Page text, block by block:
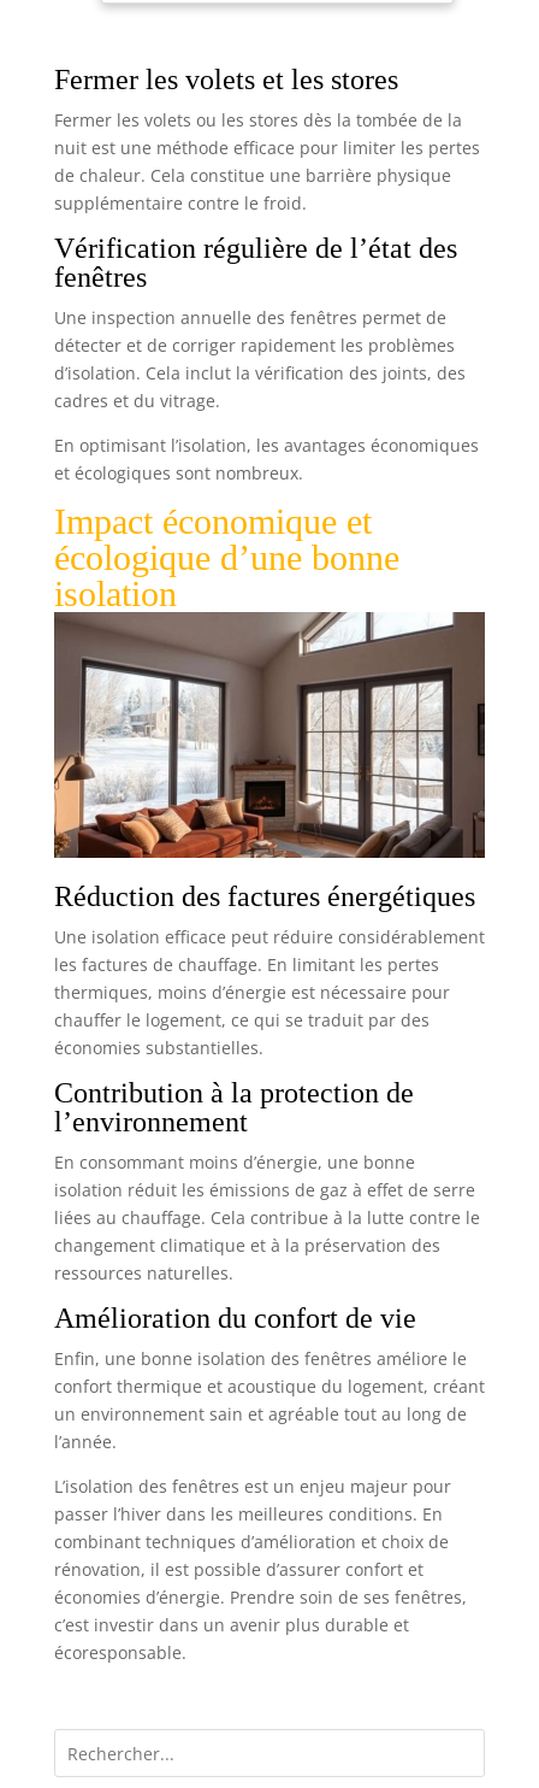
insectes et le vent froid d'entrer, et peut
confortable 【Large gamme d'applications】Bande
d'étanchéité peut être appliqué sur tous les types
d'entrée, votre porte arrière et votre porte de
chambre. Il convient aux portes d'une épaisseur
de porte de 3,5 à 4,5 cm et d'un espace de porte
de 0,5 à 2 cm 【Spécifications du produit】 La
longueur bande d'étanchéité est de 96 cm, et la
combinaison comprend 6 morceaux de coton
cuir
Fermer les volets et les stores
Fermer les volets ou les stores dès la tombée de la
nuit est une méthode efficace pour limiter les pertes
de chaleur. Cela constitue une barrière physique
supplémentaire contre le froid.
Vérification régulière de l’état des
fenêtres
Une inspection annuelle des fenêtres permet de
détecter et de corriger rapidement les problèmes
d’isolation. Cela inclut la vérification des joints, des
cadres et du vitrage.
En optimisant l’isolation, les avantages économiques
et écologiques sont nombreux.
Impact économique et
écologique d’une bonne
isolation
Réduction des factures énergétiques
Une isolation efficace peut réduire considérablement
les factures de chauffage. En limitant les pertes
thermiques, moins d’énergie est nécessaire pour
chauffer le logement, ce qui se traduit par des
économies substantielles.
Contribution à la protection de
l’environnement
En consommant moins d’énergie, une bonne
isolation réduit les émissions de gaz à effet de serre
liées au chauffage. Cela contribue à la lutte contre le
changement climatique et à la préservation des
ressources naturelles.
Amélioration du confort de vie
Enfin, une bonne isolation des fenêtres améliore le
confort thermique et acoustique du logement, créant
un environnement sain et agréable tout au long de
l’année.
L’isolation des fenêtres est un enjeu majeur pour
passer l’hiver dans les meilleures conditions. En
combinant techniques d’amélioration et choix de
rénovation, il est possible d’assurer confort et
économies d’énergie. Prendre soin de ses fenêtres,
c’est investir dans un avenir plus durable et
écoresponsable.